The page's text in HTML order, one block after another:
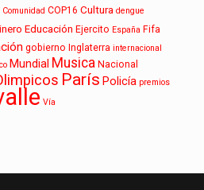
Comunidad COP16 Cultura dengue
Educación Ejercito España Fifa
gobierno Inglaterra internacional
Mundial Musica Nacional
París Policía premios
Vía